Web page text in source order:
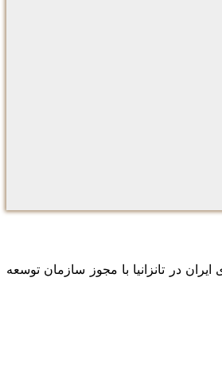
در تانزانیا با مجوز سازمان توسعه